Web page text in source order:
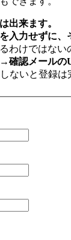
出来ます。
入力せずに、
わけではない
確認メールの
ないと登録